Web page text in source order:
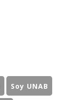
Soy UNAB